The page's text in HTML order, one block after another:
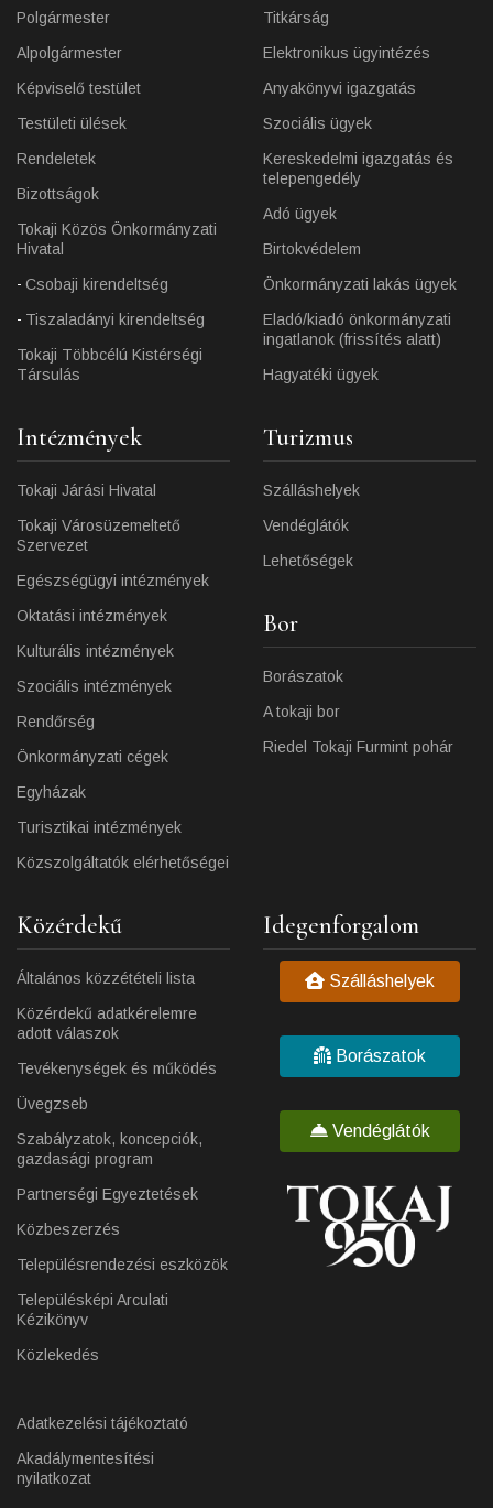
Polgármester
Alpolgármester
Képviselő testület
Testületi ülések
Rendeletek
Bizottságok
Tokaji Közös Önkormányzati
Hivatal
Csobaji kirendeltség
Tiszaladányi kirendeltség
Tokaji Többcélú Kistérségi
Társulás
Titkárság
Elektronikus ügyintézés
Anyakönyvi igazgatás
Szociális ügyek
Kereskedelmi igazgatás és
telepengedély
Adó ügyek
Birtokvédelem
Önkormányzati lakás ügyek
Eladó/kiadó önkormányzati
ingatlanok (frissítés alatt)
Hagyatéki ügyek
Intézmények
Tokaji Járási Hivatal
Tokaji Városüzemeltető
Szervezet
Egészségügyi intézmények
Oktatási intézmények
Kulturális intézmények
Szociális intézmények
Rendőrség
Önkormányzati cégek
Egyházak
Turisztikai intézmények
Közszolgáltatók elérhetőségei
Turizmus
Szálláshelyek
Vendéglátók
Lehetőségek
Bor
Borászatok
A tokaji bor
Riedel Tokaji Furmint pohár
Közérdekű
Általános közzétételi lista
Közérdekű adatkérelemre
adott válaszok
Tevékenységek és működés
Üvegzseb
Szabályzatok, koncepciók,
gazdasági program
Partnerségi Egyeztetések
Közbeszerzés
Településrendezési eszközök
Településképi Arculati
Kézikönyv
Közlekedés
Adatkezelési tájékoztató
Akadálymentesítési
nyilatkozat
Idegenforgalom
Szálláshelyek
Borászatok
Vendéglátók